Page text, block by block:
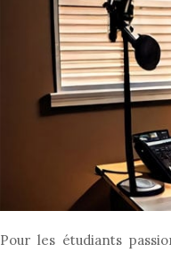
Pour les étudiants